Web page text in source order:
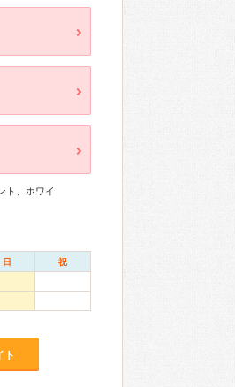
ト、ホワイ
日 祝
ト